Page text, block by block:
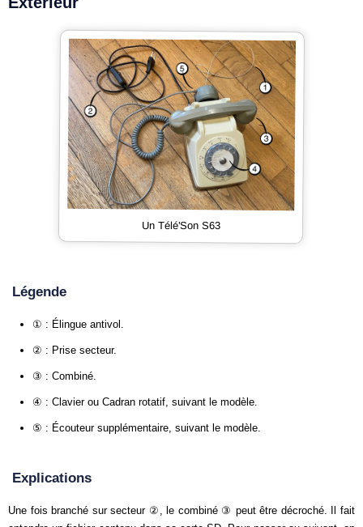
Un Télé'Son S63
Légende
① : Élingue antivol.
② : Prise secteur.
③ : Combiné.
④ : Clavier ou Cadran rotatif, suivant le modèle.
⑤ : Écouteur supplémentaire, suivant le modèle.
Explications
Une fois branché sur secteur ②, le combiné ③ peut être décroché. Il fait